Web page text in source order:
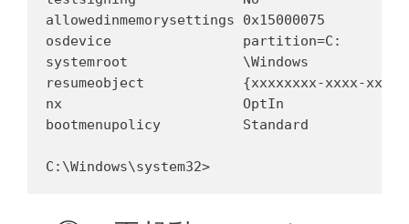
allowedinmemorysettings 0x15000075
osdevice                partition=C:
systemroot              \Windows
resumeobject            {xxxxxxxx-xxxx-xxxx-
nx                      OptIn
bootmenupolicy          Standard